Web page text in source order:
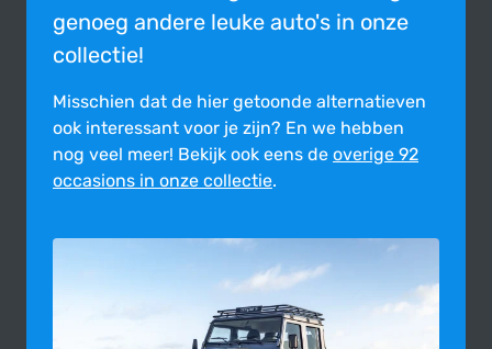
genoeg andere leuke auto's in onze
collectie!
Misschien dat de hier getoonde alter­na­tie­ven
ook inte­res­sant voor je zijn? En we hebben
nog veel meer! Bekijk ook eens de overige 92
occasions in onze collectie.